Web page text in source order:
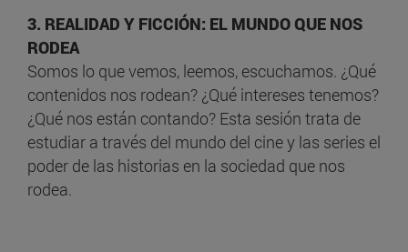
3. REALIDAD Y FICCIÓN: EL MUNDO QUE NOS
RODEA
Somos lo que vemos, leemos, escuchamos. ¿Qué
contenidos nos rodean? ¿Qué intereses tenemos?
¿Qué nos están contando? Esta sesión trata de
estudiar a través del mundo del cine y las series el
poder de las historias en la sociedad que nos
rodea.